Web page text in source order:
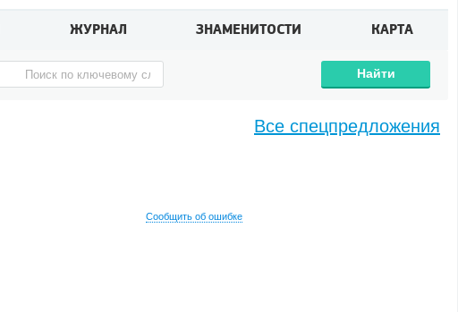
ЖУРНАЛ ЗНАМЕНИТОСТИ КАРТА
Найти
Сообщить об ошибке
Все спецпредложения